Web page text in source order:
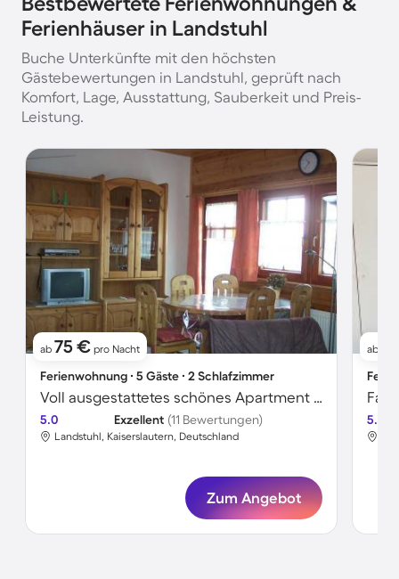
Ferienhäuser in Landstuhl
Buche Unterkünfte mit den höchsten
Gästebewertungen in Landstuhl, geprüft nach
Komfort, Lage, Ausstattung, Sauberkeit und Preis-
Leistung.
ab 75 € pro Nacht
Ferienwohnung ∙ 5 Gäste ∙ 2 Schlafzimmer
Voll ausgestattetes schönes Apartment mit Garten und Terrasse
5.0 Exzellent (11 Bewertungen)
Landstuhl, Kaiserslautern, Deutschland
Zum Angebot
ab
5.0